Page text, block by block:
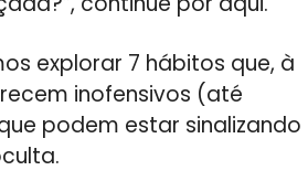
explorar 7 hábitos que, à
inofensivos (até
podem estar sinalizando